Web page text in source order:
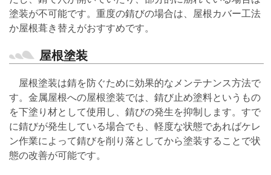
塗装が不可能です。重度の錆びの場合は、屋根カバー工法
か屋根葺き替えがおすすめです。
屋根塗装
屋根塗装は錆を防ぐために効果的なメンテナンス方法で
す。金属屋根への屋根塗装では、錆び止め塗料というもの
を下塗り材として使用し、錆びの発生を抑制します。すで
に錆びが発生している場合でも、軽度な状態であればケレ
ン作業によって錆びを削り落としてから塗装することで状
態の改善が可能です。